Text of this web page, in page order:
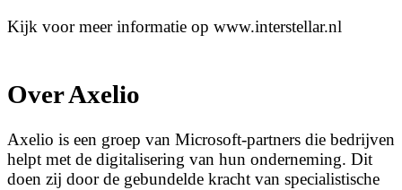
Kijk voor meer informatie op www.interstellar.nl
Over Axelio
Axelio is een groep van Microsoft-partners die bedrijven
helpt met de digitalisering van hun onderneming. Dit
doen zij door de gebundelde kracht van specialistische